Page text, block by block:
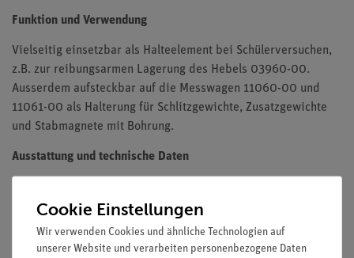
Funktion und Verwendung
Vielseitig einsetzbar als Halteelement bei Schülerversuchen,
z.B. zur reibungsarmen Lagerung des Hebels 03960-00.
Ausserdem aufsteckbar auf die Messwagen 11060-00 und
11061-00 als Halterung für Schlitzgewichte, Zusatzgewichte
und Stabmagnete mit Bohrung.
Ausstattung und technische Daten
Durchmesser: 3 mm
Cookie Einstellungen
Wir verwenden Cookies und ähnliche Technologien auf
unserer Website und verarbeiten personenbezogene Daten